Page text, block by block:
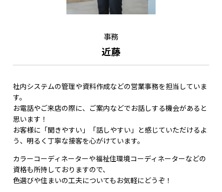
事務
近藤
社内システムの管理や資料作成などの営業事務を担当していま
す。
お電話やご来店の際に、ご案内などでお話しする機会があると
思います！
お客様に「聞きやすい」「話しやすい」と感じていただけるよ
う、明るく丁寧な接客を心がけています。
カラーコーディネーターや福祉住環境コーディネーターなどの
資格も所持しておりますので、
色選びや住まいの工夫についてもお気軽にどうぞ！